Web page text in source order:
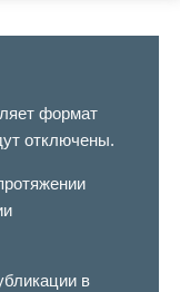
формат
отключены.
в